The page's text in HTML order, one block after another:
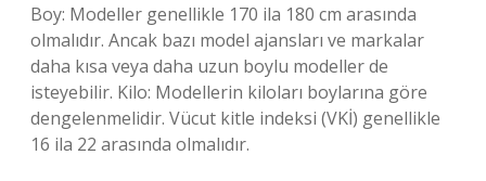
Boy: Modeller genellikle 170 ila 180 cm arasında
olmalıdır. Ancak bazı model ajansları ve markalar
daha kısa veya daha uzun boylu modeller de
isteyebilir. Kilo: Modellerin kiloları boylarına göre
dengelenmelidir. Vücut kitle indeksi (VKİ) genellikle
16 ila 22 arasında olmalıdır.